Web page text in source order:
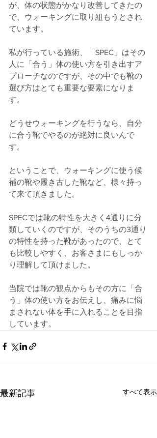
が、体の状態がかなり改善してきたの
で、ウォーキングに取り組もうとされ
ています。
私が行っている施術、「SPEC」はその
人に「合う」体の使い方を引き出すア
プローチなのですが、その中でも靴の
選び方はとても重要な要素になりま
す。
どうせウォーキングを行うなら、自分
に合う靴でやるのが絶対に良いんで
す。
ということで、ウォーキングに使う候
補の靴や履き古した靴など、様々持っ
て来て頂きました。
SPECでは靴の特性を大きく4通りに分
類していくのですが、そのうちの3通り
の特性を持った靴があったので、とて
も比較しやすく、お客さまにもしっか
り理解して頂けました。
当院では靴の観点からもその方に「合
う」体の使い方をお伝えし、痛みに悩
まされない体を手に入れることを目指
しています。
最新記事 すべて表示